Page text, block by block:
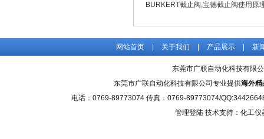
BURKERT截止阀,宝德截止阀使用原
网站首页 关于我们 产品展示 新
东莞市广联自动化科技有限
东莞市广联自动化科技有限公司专业提供海外
电话：0769-89773074 传真：0769-89773074/
管理登陆 技术支持：化工